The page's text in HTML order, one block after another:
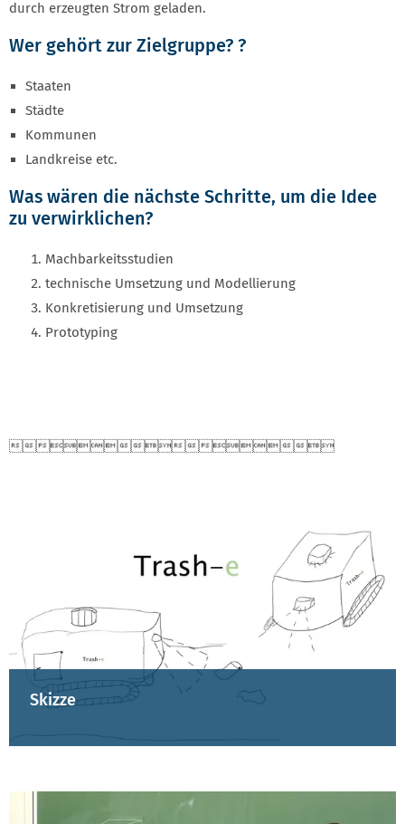
durch erzeugten Strom geladen.
Wer gehört zur Zielgruppe? ?
Staaten
Städte
Kommunen
Landkreise etc.
Was wären die nächste Schritte, um die Idee
zu verwirklichen?
Machbarkeitsstudien
technische Umsetzung und Modellierung
Konkretisierung und Umsetzung
Prototyping

Skizze